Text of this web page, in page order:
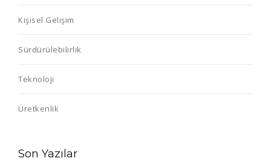
Kişisel Gelişim
Sürdürülebilirlik
Teknoloji
Üretkenlik
Son Yazılar